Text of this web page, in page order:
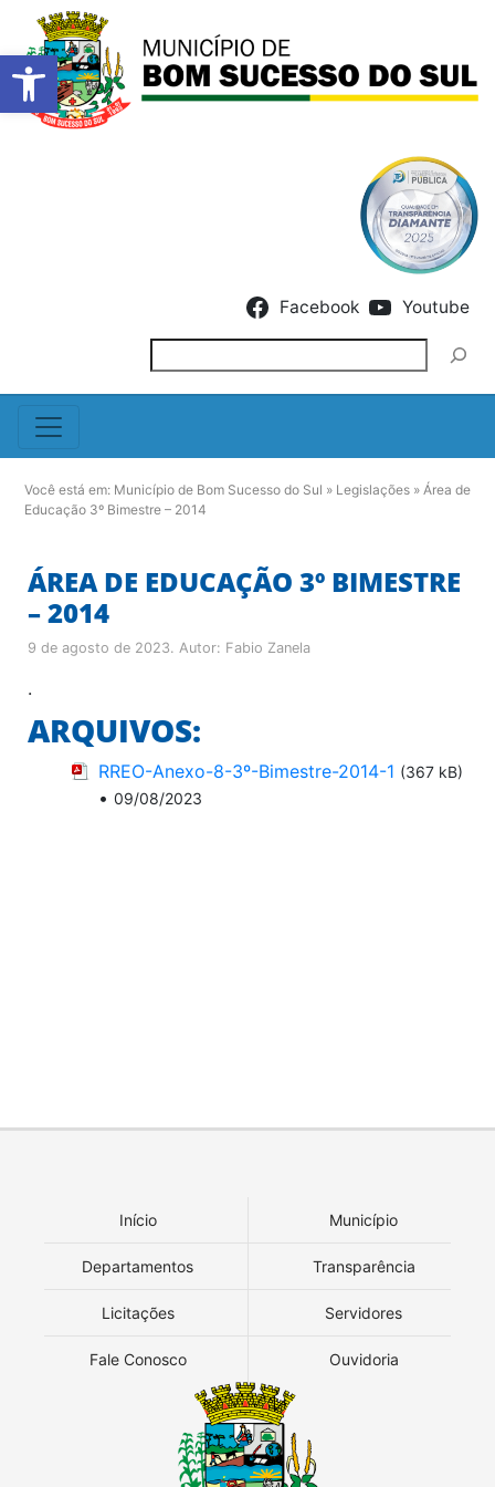
Barra de Ferramentas
Facebook Youtube
Você está em: Município de Bom Sucesso do Sul » Legislações » Área de
Educação 3º Bimestre – 2014
ÁREA DE EDUCAÇÃO 3º BIMESTRE
– 2014
9 de agosto de 2023. Autor: Fabio Zanela
.
ARQUIVOS:
RREO-Anexo-8-3º-Bimestre-2014-1 (367 kB)
• 09/08/2023
Início Município
Departamentos Transparência
Licitações Servidores
Fale Conosco Ouvidoria